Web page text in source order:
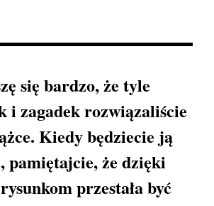
się bardzo, że tyle
i zagadek rozwiązaliście
Kiedy będziecie ją
pamiętajcie, że dzięki
przestała być